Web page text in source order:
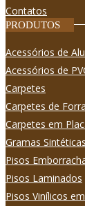
Contatos
PRODUTOS
Acessórios de
Acessórios de
Carpetes
Carpetes de
Carpetes em
Gramas Sintéticas
Pisos
Pisos Laminados
Pisos Viní­licos